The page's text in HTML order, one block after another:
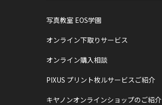
写真教室 EOS学園
オンライン下取りサービス
オンライン購入相談
PIXUS プリント枚ルサービスご紹介
キヤノンオンラインショップのご紹介